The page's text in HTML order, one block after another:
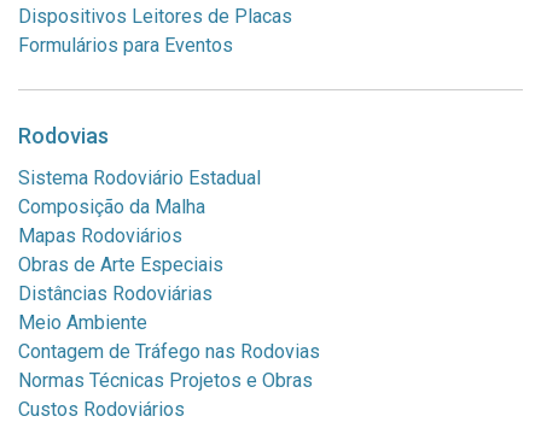
Dispositivos Leitores de Placas
Formulários para Eventos
Rodovias
Sistema Rodoviário Estadual
Composição da Malha
Mapas Rodoviários
Obras de Arte Especiais
Distâncias Rodoviárias
Meio Ambiente
Contagem de Tráfego nas Rodovias
Normas Técnicas Projetos e Obras
Custos Rodoviários